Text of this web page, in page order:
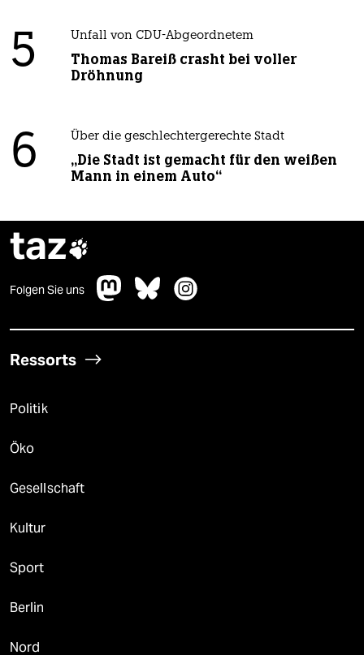
5 Unfall von CDU-Abgeordnetem
Thomas Bareiß crasht bei voller
Dröhnung
6 Über die geschlechtergerechte Stadt
„Die Stadt ist gemacht für den weißen
Mann in einem Auto“
taz
Folgen Sie uns
Ressorts
Politik
Öko
Gesellschaft
Kultur
Sport
Berlin
Nord